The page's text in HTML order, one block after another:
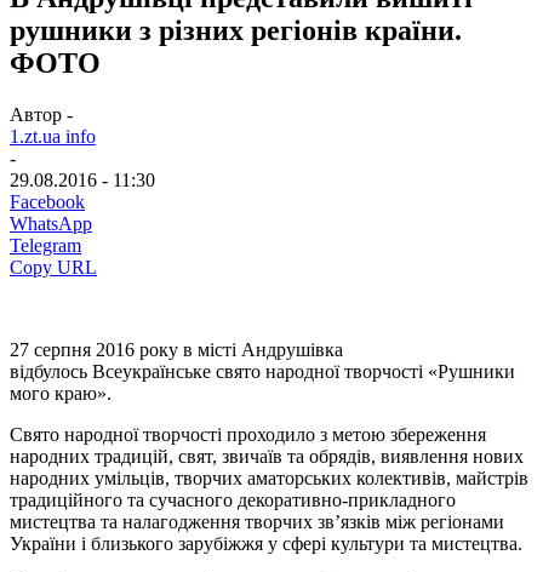
рушники з різних регіонів країни.
ФОТО
Автор -
1.zt.ua info
-
29.08.2016 - 11:30
Facebook
WhatsApp
Telegram
Copy URL
27 серпня 2016 року в місті Андрушівка
відбулось Всеукраїнське свято народної творчості «Рушники
мого краю».
Свято народної творчості проходило з метою збереження
народних традицій, свят, звичаїв та обрядів, виявлення нових
народних умільців, творчих аматорських колективів, майстрів
традиційного та сучасного декоративно-прикладного
мистецтва та налагодження творчих зв’язків між регіонами
України і близького зарубіжжя у сфері культури та мистецтва.